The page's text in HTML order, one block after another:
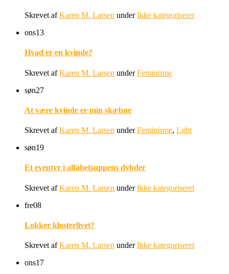
Skrevet afKaren M. Larsen underIkke kategoriseret
ons13
Hvad er en kvinde?
Skrevet afKaren M. Larsen underFeminisme
søn27
At være kvinde er min skæbne
Skrevet afKaren M. Larsen underFeminisme, Lgbt
søn19
Et eventyr i alfabetsuppens dybder
Skrevet afKaren M. Larsen underIkke kategoriseret
fre08
Lokker klosterlivet?
Skrevet afKaren M. Larsen underIkke kategoriseret
ons17